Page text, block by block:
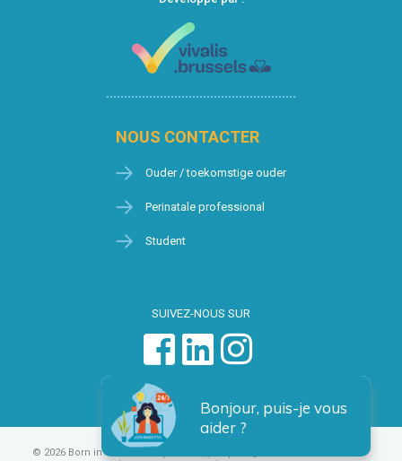
NOUS CONTACTER
Ouder / toekomstige ouder
Perinatale professional
Student
SUIVEZ-NOUS SUR
Bonjour, puis-je vous
aider ?
© 2026 Born in Brussels